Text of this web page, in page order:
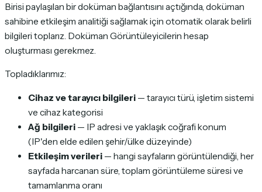
Birisi paylaşılan bir doküman bağlantısını açtığında, doküman
sahibine etkileşim analitiği sağlamak için otomatik olarak belirli
bilgileri toplarız. Doküman Görüntüleyicilerin hesap
oluşturması gerekmez.
Topladıklarımız:
Cihaz ve tarayıcı bilgileri — tarayıcı türü, işletim sistemi
ve cihaz kategorisi
Ağ bilgileri — IP adresi ve yaklaşık coğrafi konum
(IP'den elde edilen şehir/ülke düzeyinde)
Etkileşim verileri — hangi sayfaların görüntülendiği, her
sayfada harcanan süre, toplam görüntüleme süresi ve
tamamlanma oranı